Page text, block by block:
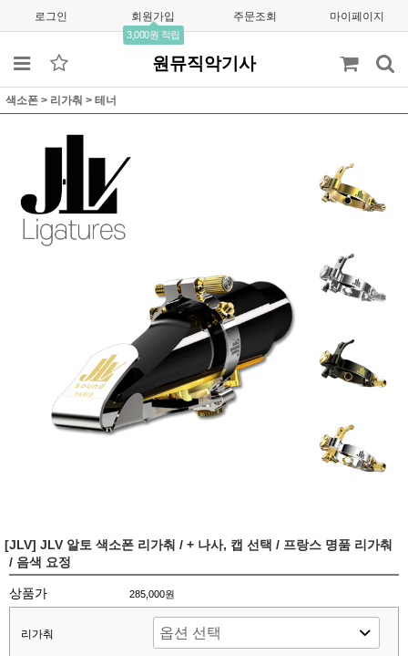
로그인 회원가입
3,000원 적립
주문조회 마이페이지
원뮤직악기사
색소폰 > 리가춰 > 테너
[JLV] JLV 알토 색소폰 리가춰 / + 나사, 캡 선택 / 프랑스 명품 리가춰
/ 음색 요정
상품가 285,000원
리가춰